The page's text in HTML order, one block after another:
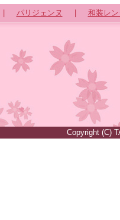
| パリジェンヌ | 和装レ
Copyright (C)